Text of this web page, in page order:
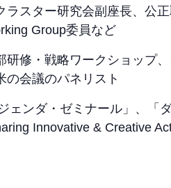
ラスター研究会副座長、公
Group委員など
研修・戦略ワークショップ
の会議のパネリスト
ェンダ・ゼミナール」、「
Innovative & Creative